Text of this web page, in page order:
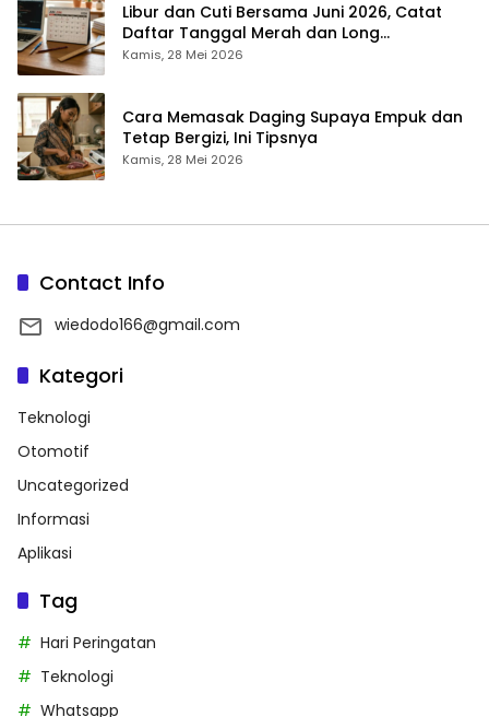
Libur dan Cuti Bersama Juni 2026, Catat
Daftar Tanggal Merah dan Long
Weekendnya
Kamis, 28 Mei 2026
Cara Memasak Daging Supaya Empuk dan
Tetap Bergizi, Ini Tipsnya
Kamis, 28 Mei 2026
Contact Info
wiedodo166@gmail.com
Kategori
Teknologi
Otomotif
Uncategorized
Informasi
Aplikasi
Tag
Hari Peringatan
Teknologi
Whatsapp